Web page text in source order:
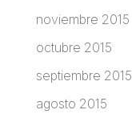
noviembre 2015
octubre 2015
septiembre 2015
agosto 2015